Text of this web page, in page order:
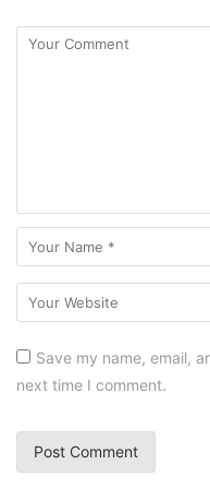
Save my name, email,
next time I comment.